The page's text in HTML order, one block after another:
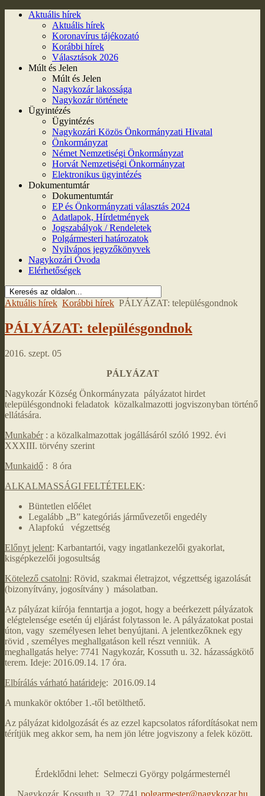
Aktuális hírek
Aktuális hírek
Koronavírus tájékozató
Korábbi hírek
Választások 2026
Múlt és Jelen
Múlt és Jelen
Nagykozár lakossága
Nagykozár története
Ügyintézés
Ügyintézés
Nagykozári Közös Önkormányzati Hivatal
Önkormányzat
Német Nemzetiségi Önkormányzat
Horvát Nemzetiségi Önkormányzat
Elektronikus ügyintézés
Dokumentumtár
Dokumentumtár
EP és Önkormányzati választás 2024
Adatlapok, Hírdetmények
Jogszabályok / Rendeletek
Polgármesteri határozatok
Nyilvános jegyzőkönyvek
Nagykozári Óvoda
Elérhetőségek
Aktuális hírek Korábbi hírek PÁLYÁZAT: településgondnok
PÁLYÁZAT: településgondnok
2016. szept. 05
PÁLYÁZAT
Nagykozár Község Önkormányzata pályázatot hirdet
településgondnoki feladatok közalkalmazotti jogviszonyban történő
ellátására.
Munkabér: a közalkalmazottak jogállásáról szóló 1992. évi
XXXIII. törvény szerint
Munkaidő : 8 óra
ALKALMASSÁGI FELTÉTELEK:
Büntetlen előélet
Legalább „B” kategóriás járművezetői engedély
Alapfokú végzettség
Előnyt jelent: Karbantartói, vagy ingatlankezelői gyakorlat,
kisgépkezelői jogosultság
Kötelező csatolni: Rövid, szakmai életrajzot, végzettség igazolását
(bizonyítvány, jogosítvány ) másolatban.
Az pályázat kiírója fenntartja a jogot, hogy a beérkezett pályázatok
elégtelensége esetén új eljárást folytasson le. A pályázatokat postai
úton, vagy személyesen lehet benyújtani. A jelentkezőknek egy
rövid , személyes meghallgatáson kell részt venniük. A
meghallgatás helye: 7741 Nagykozár, Kossuth u. 32. házasságkötő
terem. Ideje: 2016.09.14. 17 óra.
Elbírálás várható határideje: 2016.09.14
A munkakör október 1.-től betölthető.
Az pályázat kidolgozását és az ezzel kapcsolatos ráfordításokat nem
térítjük meg akkor sem, ha nem jön létre jogviszony a felek között.
Érdeklődni lehet: Selmeczi György polgármesternél
Nagykozár, Kossuth u. 32. 7741 polgarmester@nagykozar.hu